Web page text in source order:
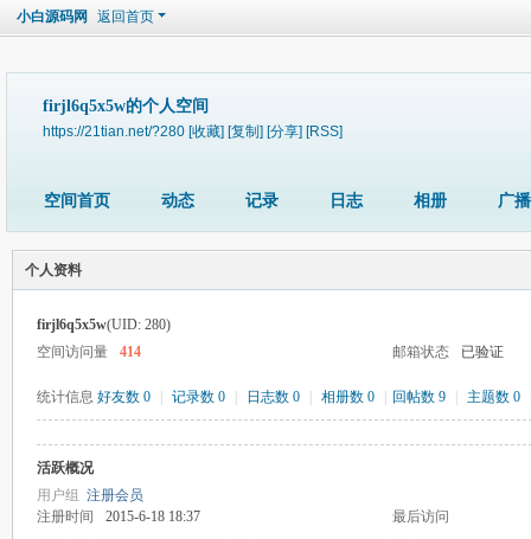
小白源码网 返回首页
firjl6q5x5w的个人空间
https://21tian.net/?280 [收藏] [复制] [分享] [RSS]
空间首页 动态 记录 日志 相册 广播
个人资料
firjl6q5x5w(UID: 280)
空间访问量
414 邮箱状态 已验证
统计信息 好友数 0 记录数 0 日志数 0 相册数 0 回帖数 9 主题数 0
活跃概况
用户组 注册会员
注册时间
2015-6-18 18:37 最后访问